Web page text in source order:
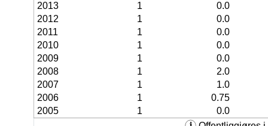
2013
1
0.0
2012
1
0.0
2011
1
0.0
2010
1
0.0
2009
1
0.0
2008
1
2.0
2007
1
1.0
2006
1
0.75
2005
1
0.0